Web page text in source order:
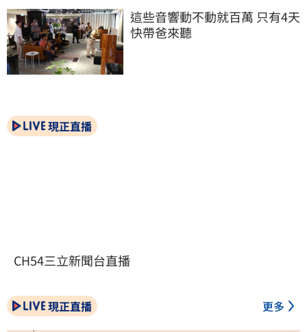
這些音響動不動就百萬 只有4天
快帶爸來聽
現正直播
CH54三立新聞台直播
現正直播 更多